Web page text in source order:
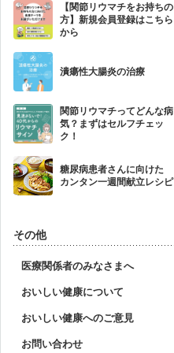
【関節リウマチをお持ちの
方】新規会員登録はこちら
から
潰瘍性大腸炎の治療
関節リウマチってどんな病
気？まずはセルフチェッ
ク！
糖尿病患者さんに向けた
カンタン一週間献立レシピ
その他
医療関係者のみなさまへ
おいしい健康について
おいしい健康へのご意見
お問い合わせ